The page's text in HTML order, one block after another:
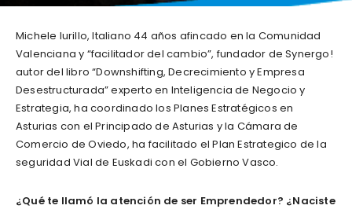
Michele Iurillo, Italiano 44 años afincado en la Comunidad
Valenciana y “facilitador del cambio”, fundador de Synergo!
autor del libro “Downshifting, Decrecimiento y Empresa
Desestructurada” experto en Inteligencia de Negocio y
Estrategia, ha coordinado los Planes Estratégicos en
Asturias con el Principado de Asturias y la Cámara de
Comercio de Oviedo, ha facilitado el Plan Estrategico de la
seguridad Vial de Euskadi con el Gobierno Vasco.
¿Qué te llamó la atención de ser Emprendedor? ¿Naciste